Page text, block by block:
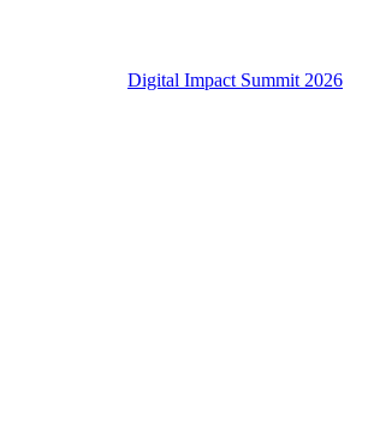
Digital Impact Summit 2026